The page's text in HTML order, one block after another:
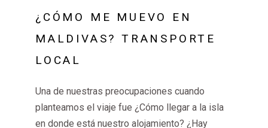
¿CÓMO ME MUEVO EN
MALDIVAS? TRANSPORTE
LOCAL
Una de nuestras preocupaciones cuando
planteamos el viaje fue ¿Cómo llegar a la isla
en donde está nuestro alojamiento? ¿Hay